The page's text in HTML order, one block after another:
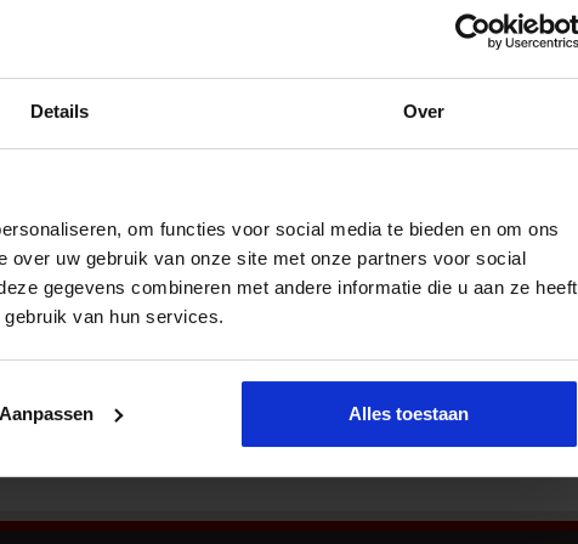
Details Over
om functies voor social media te bieden en om ons
uw gebruik van onze site met onze partners voor social
gegevens combineren met andere informatie die u aan ze heeft
van hun services.
Aanpassen Alles toestaan
neemt toe. Vermoedelijk
invoering van de nieuwe
of pogingen daartoe
ogenschijnlijk willekeurige
zedenexperts van de
en dader elkaar in de
Bekijk onze opleidingen